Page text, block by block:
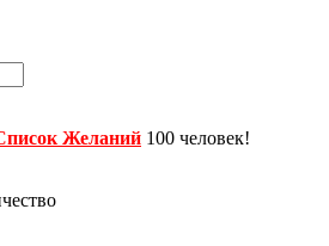
Желаний 100 человек!